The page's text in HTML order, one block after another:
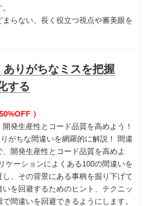
らない、長く役立つ視点や審美眼を
りがちなミスを把握
する
）
発生産性とコード品質を高めよう！
がちな間違いを網羅的に解説！ 間違
開発生産性とコード品質を高めよ
ケーションによくある100の間違いを
、その背景にある事柄を掘り下げて
を回避するためのヒント、テクニッ
間違いを回避できるようにします。